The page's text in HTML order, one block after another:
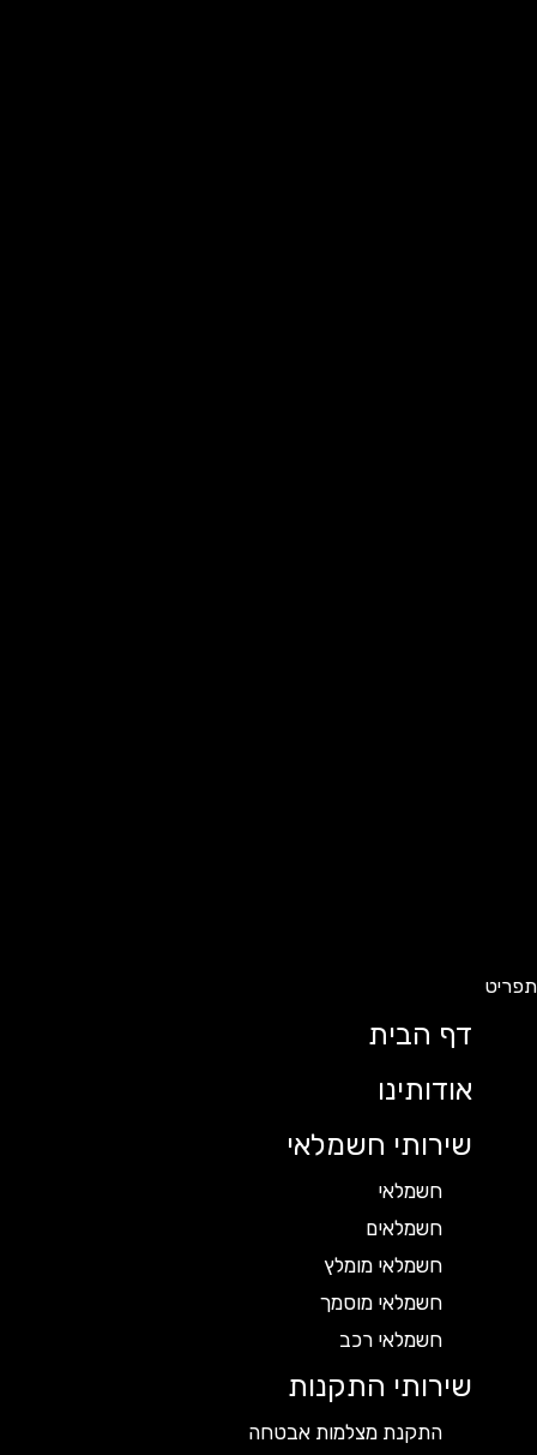
דף הבית
אודותינו
שירותי חשמלאי
חשמלאי
חשמלאים
חשמלאי מומלץ
חשמלאי מוסמך
חשמלאי רכב
שירותי התקנות
התקנת מצלמות אבטחה